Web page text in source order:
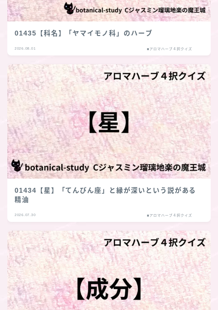
01435【科名】「ヤマイモノ科」のハーブ
2026.08.01 ■アロマハーブ４択クイズ
01434【星】「てんびん座」と縁が深いという説がある
精油
2026.07.30 ■アロマハーブ４択クイズ